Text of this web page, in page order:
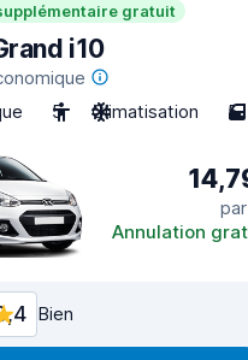
gratuit
i10
5 Climatisation 5
Annulation
Bien